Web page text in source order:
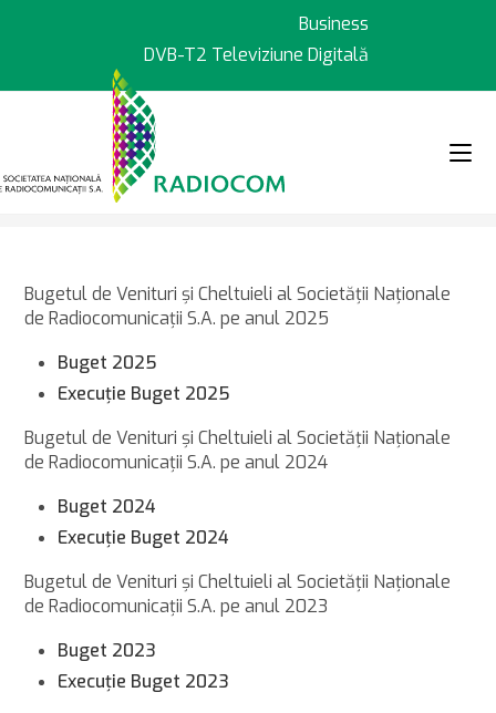
Business
DVB-T2 Televiziune Digitală
> Transparență
Bugetul de Venituri şi Cheltuieli al Societăţii Naţionale
de Radiocomunicaţii S.A. pe anul 2025
Buget 2025
Execuţie Buget 2025
Bugetul de Venituri şi Cheltuieli al Societăţii Naţionale
de Radiocomunicaţii S.A. pe anul 2024
Buget 2024
Execuţie Buget 2024
Bugetul de Venituri şi Cheltuieli al Societăţii Naţionale
de Radiocomunicaţii S.A. pe anul 2023
Buget 2023
Execuţie Buget 2023